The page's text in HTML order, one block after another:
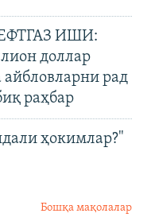
ИШИ:
доллар
айбловларни рад
раҳбар
ҳокимлар?"
Бошқа мақолалар